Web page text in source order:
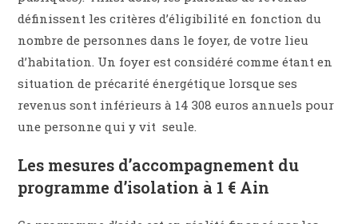
définissent les critères d’éligibilité en fonction du
nombre de personnes dans le foyer, de votre lieu
d’habitation. Un foyer est considéré comme étant en
situation de précarité énergétique lorsque ses
revenus sont inférieurs à 14 308 euros annuels pour
une personne qui y vit seule.
Les mesures d’accompagnement du
programme d’isolation à 1 € Ain